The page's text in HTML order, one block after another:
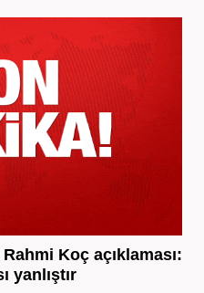
Koç açıklaması:
yanlıştır